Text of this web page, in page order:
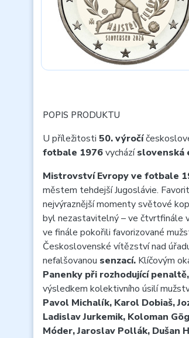
POPIS PRODUKTU
U příležitosti 50. výročí
fotbale 1976vycházíslovenská
Mistrovství Evropy ve fotbale
městem tehdejší Jugoslávie.
nejvýraznější momenty světové
byl nezastavitelný – ve čtvrtfinále
ve finále pokořili favorizované
Československé vítězství nad
nefalšovanou senzací. Klíčovým
Panenky při rozhodující penaltě,
výsledkem kolektivního úsilí
Pavol Michalík, Karol Dobiaš,
Ladislav Jurkemik, Koloman
Móder, Jaroslav Pollák, Dušan